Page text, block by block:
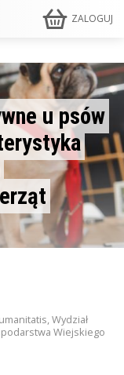
ZALOGUJ
u psów
Wydział
Wiejskiego